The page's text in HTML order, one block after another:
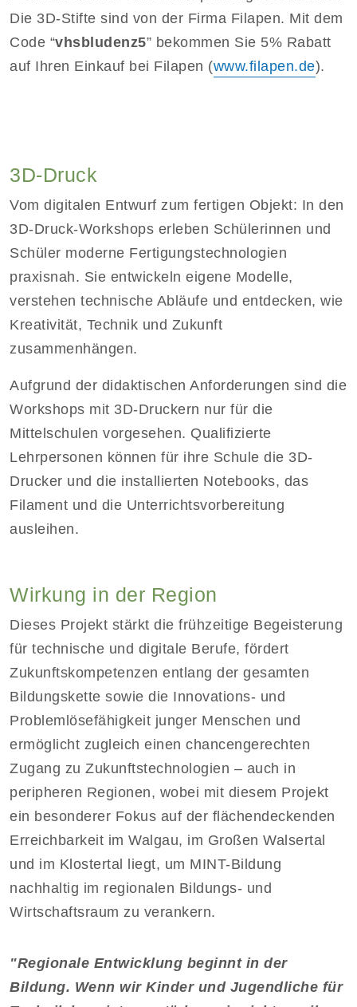
Die 3D-Stifte sind von der Firma Filapen. Mit dem
Code “vhsbludenz5” bekommen Sie 5% Rabatt
auf Ihren Einkauf bei Filapen (www.filapen.de).
3D-Druck
Vom digitalen Entwurf zum fertigen Objekt: In den
3D-Druck-Workshops erleben Schülerinnen und
Schüler moderne Fertigungstechnologien
praxisnah. Sie entwickeln eigene Modelle,
verstehen technische Abläufe und entdecken, wie
Kreativität, Technik und Zukunft
zusammenhängen.
Aufgrund der didaktischen Anforderungen sind die
Workshops mit 3D-Druckern nur für die
Mittelschulen vorgesehen. Qualifizierte
Lehrpersonen können für ihre Schule die 3D-
Drucker und die installierten Notebooks, das
Filament und die Unterrichtsvorbereitung
ausleihen.
Wirkung in der Region
Dieses Projekt stärkt die frühzeitige Begeisterung
für technische und digitale Berufe, fördert
Zukunftskompetenzen entlang der gesamten
Bildungskette sowie die Innovations- und
Problemlösefähigkeit junger Menschen und
ermöglicht zugleich einen chancengerechten
Zugang zu Zukunftstechnologien – auch in
peripheren Regionen, wobei mit diesem Projekt
ein besonderer Fokus auf der flächendeckenden
Erreichbarkeit im Walgau, im Großen Walsertal
und im Klostertal liegt, um MINT-Bildung
nachhaltig im regionalen Bildungs- und
Wirtschaftsraum zu verankern.
"Regionale Entwicklung beginnt in der
Bildung. Wenn wir Kinder und Jugendliche für